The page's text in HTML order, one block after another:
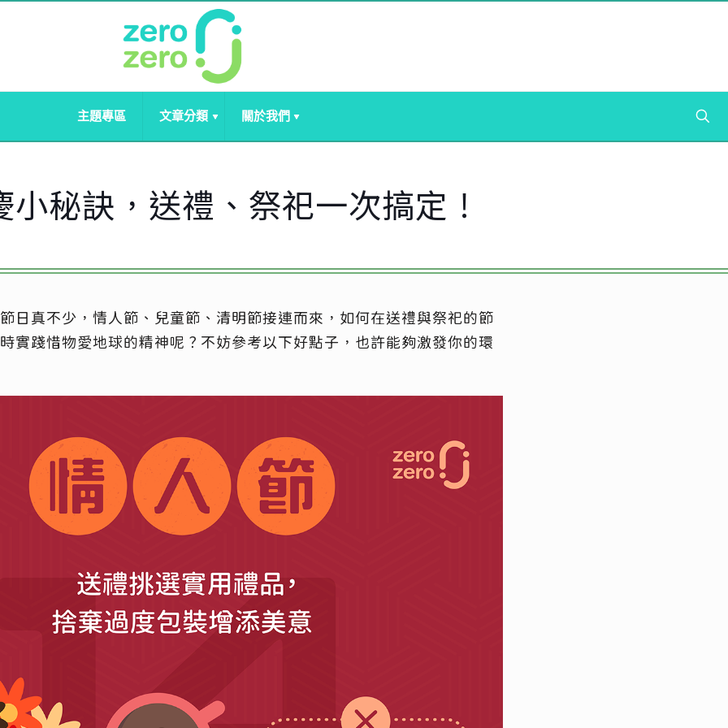
主題專區 文章分類 關於我們
小秘訣，送禮、祭祀一次搞定！
日真不少，情人節、兒童節、清明節接連而來，如何在送禮與祭祀的節
實踐惜物愛地球的精神呢？不妨參考以下好點子，也許能夠激發你的環